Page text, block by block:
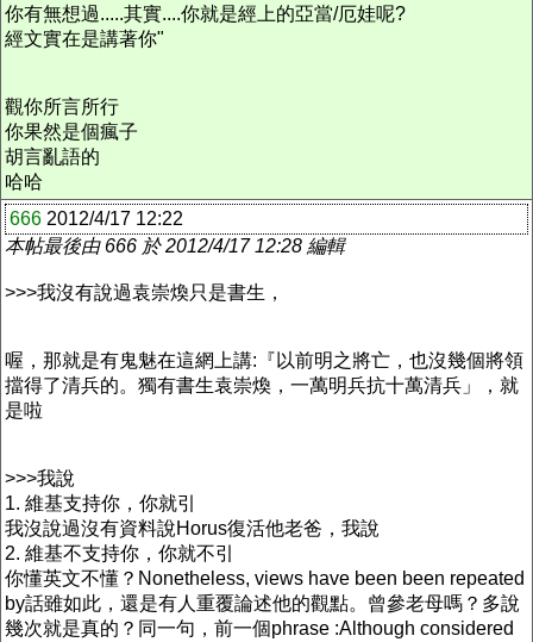
你有無想過.....其實....你就是經上的亞當/厄娃呢?
經文實在是講著你"
觀你所言所行
你果然是個瘋子
胡言亂語的
哈哈
666 2012/4/17 12:22
本帖最後由 666 於 2012/4/17 12:28 編輯
>>>我沒有說過袁崇煥只是書生，
喔，那就是有鬼魅在這網上講:『以前明之將亡，也沒幾個將領
擋得了清兵的。獨有書生袁崇煥，一萬明兵抗十萬清兵」，就
是啦
>>>我說
1. 維基支持你，你就引
我沒說過沒有資料說Horus復活他老爸，我說
2. 維基不支持你，你就不引
你懂英文不懂？Nonetheless, views have been been repeated
by話雖如此，還是有人重覆論述他的觀點。曾參老母嗎？多說
幾次就是真的？同一句，前一個phrase :Although considered